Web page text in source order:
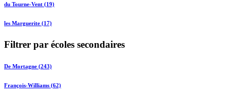
du Tourne-Vent (19)
les Marguerite (17)
Filtrer par écoles secondaires
De Mortagne (243)
François-Williams (62)